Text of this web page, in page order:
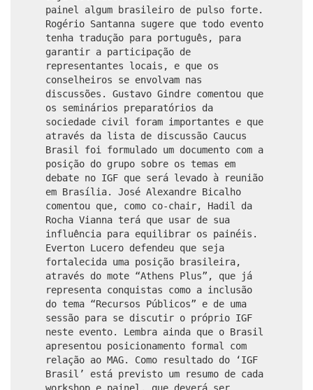
painel algum brasileiro de pulso forte.
Rogério Santanna sugere que todo evento
tenha tradução para português, para
garantir a participação de
representantes locais, e que os
conselheiros se envolvam nas
discussões. Gustavo Gindre comentou que
os seminários preparatórios da
sociedade civil foram importantes e que
através da lista de discussão Caucus
Brasil foi formulado um documento com a
posição do grupo sobre os temas em
debate no IGF que será levado à reunião
em Brasília. José Alexandre Bicalho
comentou que, como co-chair, Hadil da
Rocha Vianna terá que usar de sua
influência para equilibrar os painéis.
Everton Lucero defendeu que seja
fortalecida uma posição brasileira,
através do mote “Athens Plus”, que já
representa conquistas como a inclusão
do tema “Recursos Públicos” e de uma
sessão para se discutir o próprio IGF
neste evento. Lembra ainda que o Brasil
apresentou posicionamento formal com
relação ao MAG. Como resultado do ‘IGF
Brasil’ está previsto um resumo de cada
workshop e painel, que deverá ser